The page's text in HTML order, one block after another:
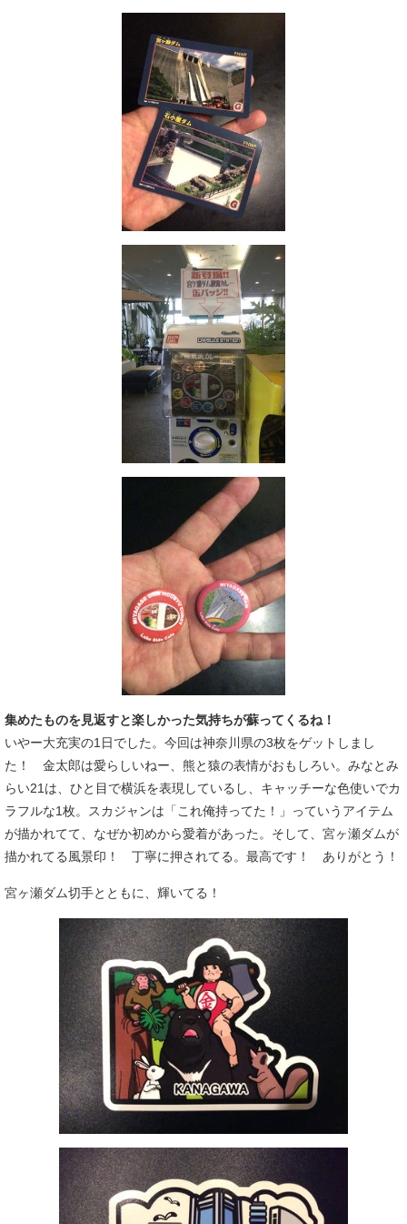
集めたものを見返すと楽しかった気持ちが蘇ってくるね！
いやー大充実の1日でした。今回は神奈川県の3枚をゲットしまし
た！ 金太郎は愛らしいねー、熊と猿の表情がおもしろい。みなとみ
らい21は、ひと目で横浜を表現しているし、キャッチーな色使いでカ
ラフルな1枚。スカジャンは「これ俺持ってた！」っていうアイテム
が描かれてて、なぜか初めから愛着があった。そして、宮ヶ瀬ダムが
描かれてる風景印！ 丁寧に押されてる。最高です！ ありがとう！
宮ヶ瀬ダム切手とともに、輝いてる！